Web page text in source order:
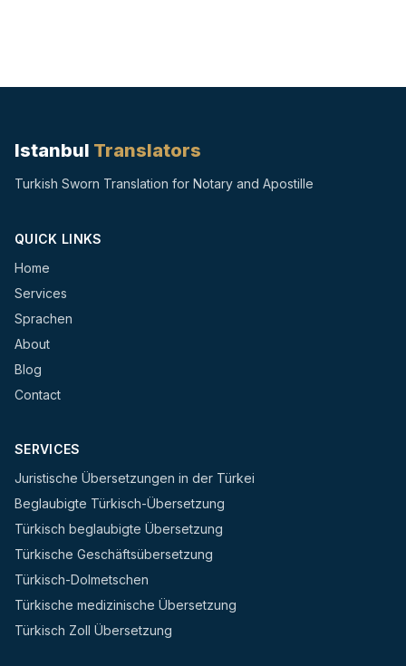
Istanbul Translators
Turkish Sworn Translation for Notary and Apostille
QUICK LINKS
Home
Services
Sprachen
About
Blog
Contact
SERVICES
Juristische Übersetzungen in der Türkei
Beglaubigte Türkisch-Übersetzung
Türkisch beglaubigte Übersetzung
Türkische Geschäftsübersetzung
Türkisch-Dolmetschen
Türkische medizinische Übersetzung
Türkisch Zoll Übersetzung